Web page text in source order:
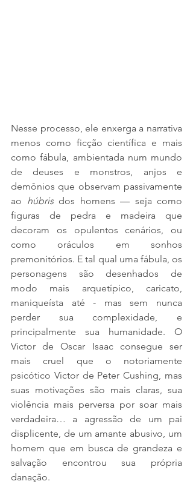
Nesse processo, ele enxerga a narrativa
menos como ficção científica e mais
como fábula, ambientada num mundo
de deuses e monstros, anjos e
demônios que observam passivamente
ao húbris dos homens — seja como
figuras de pedra e madeira que
decoram os opulentos cenários, ou
como oráculos em sonhos
premonitórios. E tal qual uma fábula, os
personagens são desenhados de
modo mais arquetípico, caricato,
maniqueísta até - mas sem nunca
perder sua complexidade, e
principalmente sua humanidade. O
Victor de Oscar Isaac consegue ser
mais cruel que o notoriamente
psicótico Victor de Peter Cushing, mas
suas motivações são mais claras, sua
violência mais perversa por soar mais
verdadeira… a agressão de um pai
displicente, de um amante abusivo, um
homem que em busca de grandeza e
salvação encontrou sua própria
danação.